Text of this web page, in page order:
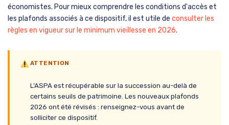
économistes. Pour mieux comprendre les conditions d'accès et
les plafonds associés à ce dispositif, il est utile de consulter les
règles en vigueur sur le minimum vieillesse en 2026.
ATTENTION
L’ASPA est récupérable sur la succession au-delà de
certains seuils de patrimoine. Les nouveaux plafonds
2026 ont été révisés : renseignez-vous avant de
solliciter ce dispositif.